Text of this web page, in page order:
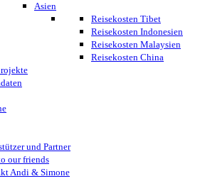
Asien
Reisekosten Tibet
Reisekosten Indonesien
Reisekosten Malaysien
Reisekosten China
und Partner
our friends
Andi & Simone